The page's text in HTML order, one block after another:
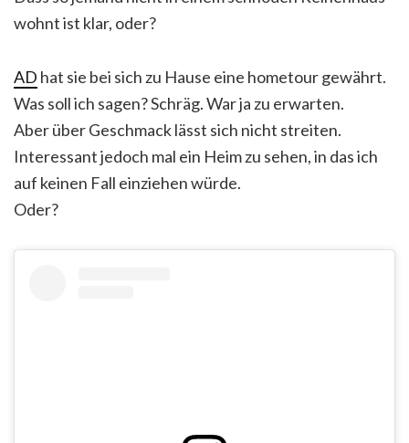
wohnt ist klar, oder?
AD hat sie bei sich zu Hause eine hometour gewährt.
Was soll ich sagen? Schräg. War ja zu erwarten.
Aber über Geschmack lässt sich nicht streiten.
Interessant jedoch mal ein Heim zu sehen, in das ich
auf keinen Fall einziehen würde.
Oder?